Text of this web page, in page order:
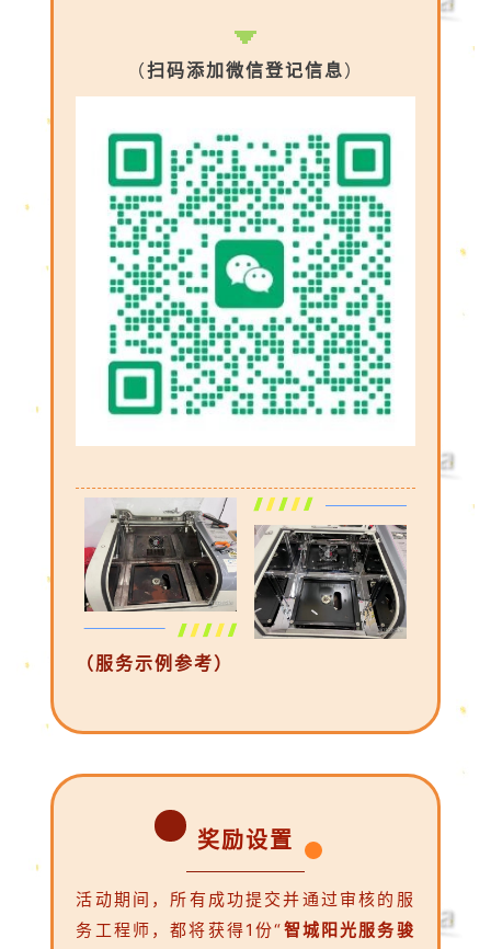
（扫码添加微信登记信息）
（服务示例参考）
奖励设置
活动期间，所有成功提交并通过审核的服
务工程师，都将获得1份“智城阳光服务骏